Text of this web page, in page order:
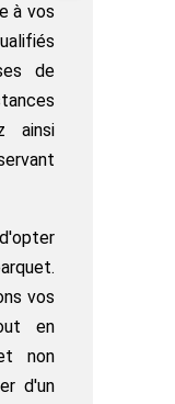
à vos
de
ainsi
vos
en
non
d'un